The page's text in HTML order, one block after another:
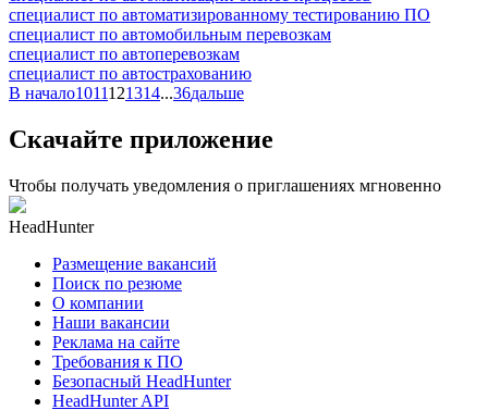
специалист по автоматизированному тестированию ПО
специалист по автомобильным перевозкам
специалист по автоперевозкам
специалист по автострахованию
В начало1011121314...36дальше
Скачайте приложение
Чтобы получать уведомления о приглашениях мгновенно
HeadHunter
Размещение вакансий
Поиск по резюме
О компании
Наши вакансии
Реклама на сайте
Требования к ПО
Безопасный HeadHunter
HeadHunter API